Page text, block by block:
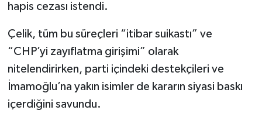
hapis cezası istendi.
Çelik, tüm bu süreçleri “itibar suikastı” ve
“CHP’yi zayıflatma girişimi” olarak
nitelendirirken, parti içindeki destekçileri ve
İmamoğlu’na yakın isimler de kararın siyasi baskı
içerdiğini savundu.